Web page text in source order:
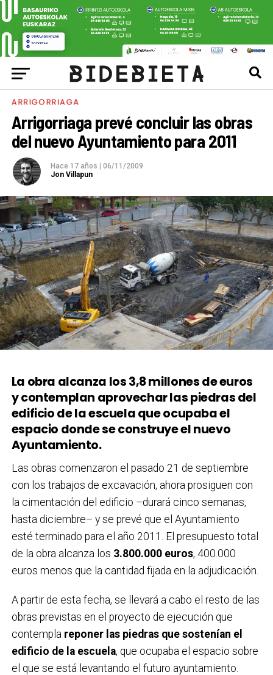
ARRIGORRIAGA
Arrigorriaga prevé concluir las obras
del nuevo Ayuntamiento para 2011
Hace 17 años
06/11/2009
Jon Villapun
La obra alcanza los 3,8 millones de euros
y contemplan aprovechar las piedras del
edificio de la escuela que ocupaba el
espacio donde se construye el nuevo
Ayuntamiento.
Las obras comenzaron el pasado 21 de septiembre
con los trabajos de excavación, ahora prosiguen con
la cimentación del edificio –durará cinco semanas,
hasta diciembre– y se prevé que el Ayuntamiento
esté terminado para el año 2011. El presupuesto total
de la obra alcanza los 3.800.000 euros, 400.000
euros menos que la cantidad fijada en la adjudicación.
A partir de esta fecha, se llevará a cabo el resto de las
obras previstas en el proyecto de ejecución que
contempla reponer las piedras que sostenían el
edificio de la escuela, que ocupaba el espacio sobre
el que se está levantando el futuro ayuntamiento.